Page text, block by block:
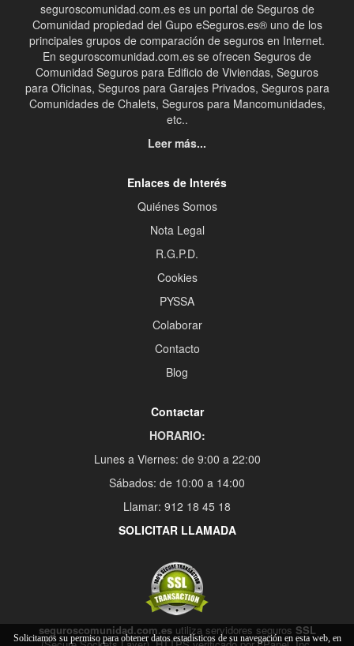
seguroscomunidad.com.es es un portal de Seguros de
Comunidad propiedad del Gupo eSeguros.es® uno de los
principales grupos de comparación de seguros en Internet.
En seguroscomunidad.com.es se ofrecen Seguros de
Comunidad Seguros para Edificio de Viviendas, Seguros
para Oficinas, Seguros para Garajes Privados, Seguros para
Comunidades de Chalets, Seguros para Mancomunidades,
etc..
Leer más...
Enlaces de Interés
Quiénes Somos
Nota Legal
R.G.P.D.
Cookies
PYSSA
Colaborar
Contacto
Blog
Contactar
HORARIO:
Lunes a Viernes: de 9:00 a 22:00
Sábados: de 10:00 a 14:00
Llamar: 912 18 45 18
SOLICITAR LLAMADA
seguroscomunidad.com.esutiliza servidores seguros SSL
Solicitamos su permiso para obtener datos estadísticos de su navegación en esta web, en